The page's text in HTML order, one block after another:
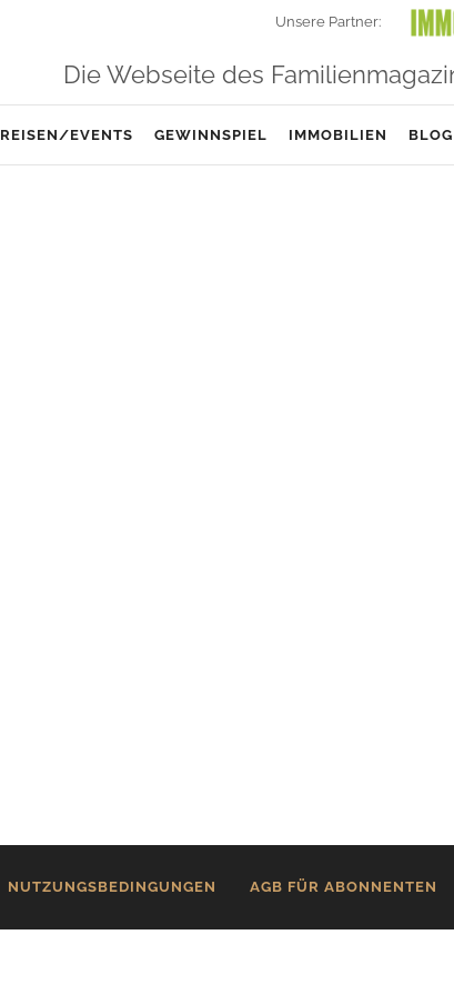
Unsere Partner:
Die Webseite des
REISEN/EVENTS GEWINNSPIEL IMMOBILIEN BLOG
NUTZUNGSBEDINGUNGEN AGB FÜR ABONNENTEN